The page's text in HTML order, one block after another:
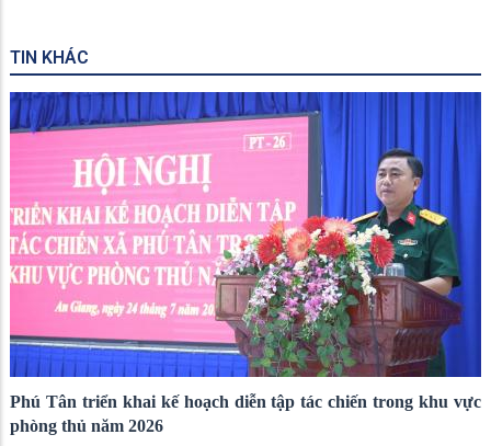
TIN KHÁC
Phú Tân triển khai kế hoạch diễn tập tác chiến trong khu vực
phòng thủ năm 2026